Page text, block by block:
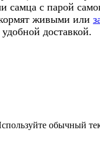
самца с парой
живыми или
удобной доставкой.
обычный